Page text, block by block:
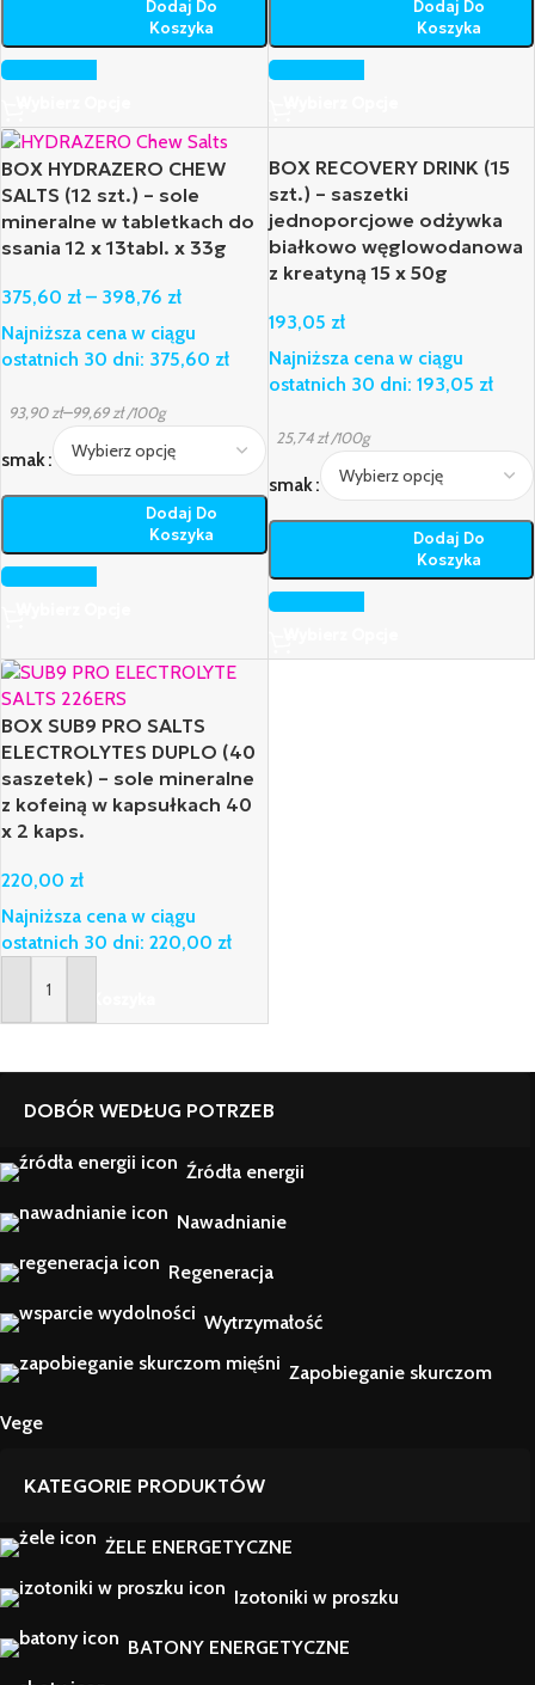
Dodaj Do
Koszyka
Dodaj Do
Koszyka
BOX HYDRAZERO CHEW
SALTS (12 szt.) – sole
mineralne w tabletkach do
ssania 12 x 13tabl. x 33g
375,60 zł – 398,76 zł
Najniższa cena w ciągu
ostatnich 30 dni: 375,60 zł
93,90zł–99,69zł/100g
smak
Dodaj Do
Koszyka
BOX RECOVERY DRINK (15
szt.) – saszetki
jednoporcjowe odżywka
białkowo węglowodanowa
z kreatyną 15 x 50g
193,05 zł
Najniższa cena w ciągu
ostatnich 30 dni: 193,05 zł
25,74zł /100g
smak
Dodaj Do
Koszyka
BOX SUB9 PRO SALTS
ELECTROLYTES DUPLO (40
saszetek) – sole mineralne
z kofeiną w kapsułkach 40
x 2 kaps.
220,00 zł
Najniższa cena w ciągu
ostatnich 30 dni: 220,00 zł
Dodaj Do Koszyka
DOBÓR WEDŁUG POTRZEB
Źródła energii
Nawadnianie
Regeneracja
Wytrzymałość
Zapobieganie skurczom
Vege
KATEGORIE PRODUKTÓW
ŻELE ENERGETYCZNE
Izotoniki w proszku
BATONY ENERGETYCZNE